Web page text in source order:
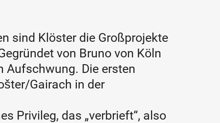
sind Klöster die Großprojekte
von Bruno von Köln
Aufschwung. Die ersten
Gairach in der
Privileg, das „verbrieft“, also